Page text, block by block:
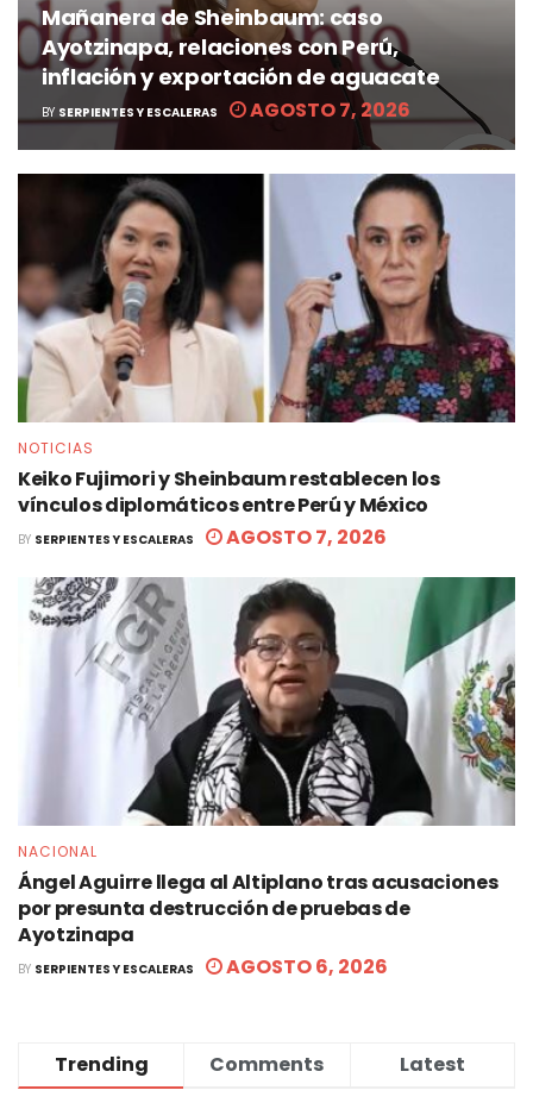
Mañanera de Sheinbaum: caso
Ayotzinapa, relaciones con Perú,
inflación y exportación de aguacate
BY SERPIENTES Y ESCALERAS AGOSTO 7, 2026
NOTICIAS
Keiko Fujimori y Sheinbaum restablecen los
vínculos diplomáticos entre Perú y México
BY SERPIENTES Y ESCALERAS AGOSTO 7, 2026
NACIONAL
Ángel Aguirre llega al Altiplano tras acusaciones
por presunta destrucción de pruebas de
Ayotzinapa
BY SERPIENTES Y ESCALERAS AGOSTO 6, 2026
Trending Comments Latest